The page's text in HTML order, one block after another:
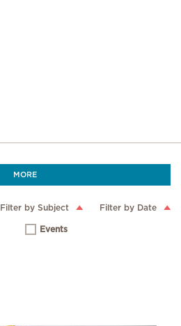
MORE
Filter by Subject Filter by Date
Events